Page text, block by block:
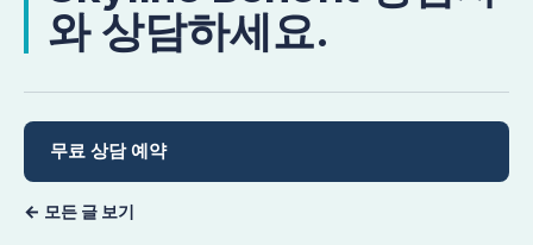
와 상담하세요.
무료 상담 예약
← 모든 글 보기